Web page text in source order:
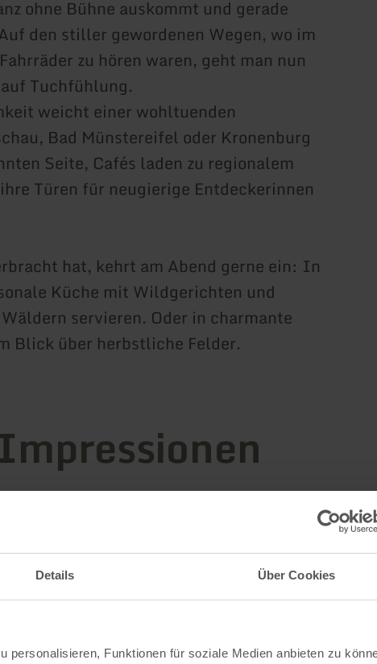
Details Über Cookies
personalisieren, Funktionen für soziale Medien anbieten zu
ohne Bühne auskommt und gerade
den stiller gewordenen Wegen, wo im
zu hören waren, geht man nun
Tuchfühlung.
weicht einer wohltuenden
Bad Münstereifel oder Kronenburg
Seite, Cafés laden zu regionalem
Türen für neugierige Entdeckerinnen
hat, kehrt am Abend gerne ein: In
Küche mit Wildgerichten und
servieren. Oder in charmante
Blick über herbstliche Felder.